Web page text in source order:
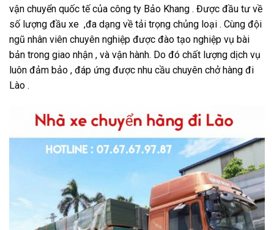
vận chuyển quốc tế của công ty Bảo Khang . Được đầu tư về
số lượng đầu xe ,đa dạng về tải trọng chủng loại . Cùng đội
ngũ nhân viên chuyên nghiệp được đào tạo nghiệp vụ bài
bản trong giao nhận , và vận hành. Do đó chất lượng dịch vụ
luôn đảm bảo , đáp ứng được nhu cầu chuyên chở hàng đi
Lào .